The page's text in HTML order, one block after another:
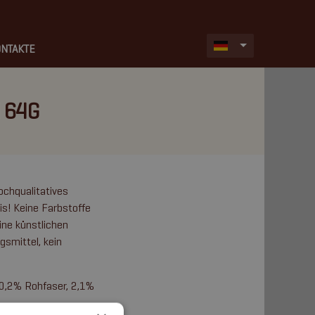
64G
Keine Farbstoffe
künstlichen
kein
Rohfaser, 2,1%